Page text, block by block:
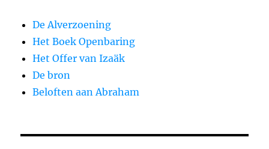
De Alverzoening
Het Boek Openbaring
Het Offer van Izaäk
De bron
Beloften aan Abraham